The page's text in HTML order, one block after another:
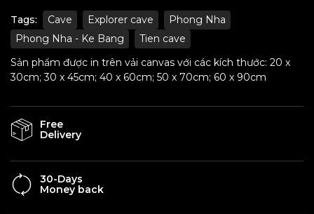
Tags: Cave Explorer cave
Phong Nha
Phong Nha - Ke Bang
Tien cave
Sản phẩm được in trên vải canvas với các kích thước: 20 x
30cm; 30 x 45cm; 40 x 60cm; 50 x 70cm; 60 x 90cm
Free
Delivery
30-Days
Money back